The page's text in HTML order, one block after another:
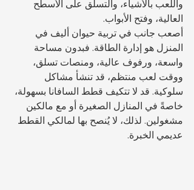
واللعب بالأشياء، والتسلق على الأسطح
العالية، وفتح الأبواب.
أصعب جانب في تربية حيوان أليف في
المنزل هو إدارة الطاقة. فبدون مساحة
واسعة، ورفوف عالية، ومنصات تسلق،
ووقت لعب منتظم، قد تنشأ مشاكل
سلوكية. قد لا تتكيف قطط السافانا بسهولة،
خاصةً في المنازل الصغيرة أو مع مالكين
مشغولين. لذلك، لا يُنصح بها لمالكي القطط
عديمي الخبرة.